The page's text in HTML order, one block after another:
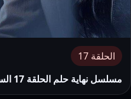
الحلقة 17
مسلسل نهاية حلم الحلقة 17 السابعة عشر HD